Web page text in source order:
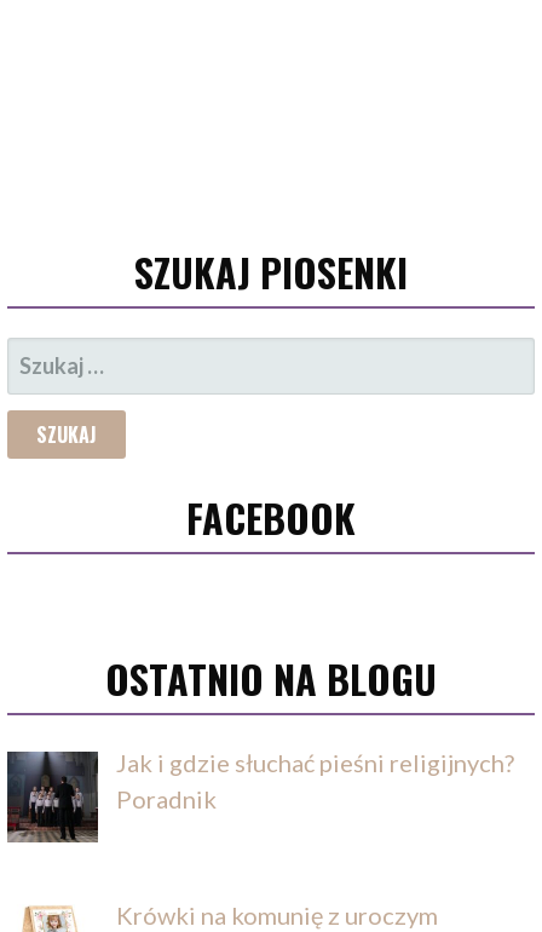
SZUKAJ PIOSENKI
SZUKAJ:
FACEBOOK
OSTATNIO NA BLOGU
Jak i gdzie słuchać pieśni religijnych?
Poradnik
Krówki na komunię z uroczym